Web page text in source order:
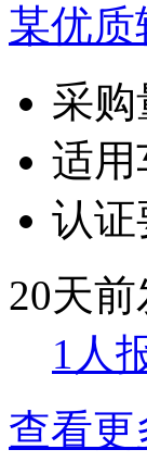
某优质
采购
适用
认证
20天
1人
查看更